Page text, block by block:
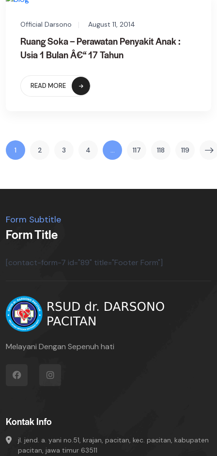
Official Darsono August 11, 2014
Ruang Soka – Perawatan Penyakit Anak :
Usia 1 Bulan Â€“ 17 Tahun
READ MORE
1 2 3 4 … 117 118 119
Form Subtitle
Form Title
[contact-form-7 id="89" title="Footer Form"]
Melayani Dengan Sepenuh hati
Kontak Info
jl. jend. a. yani no.51, krajan, pacitan, kec. pacitan, kabupaten
pacitan, jawa timur 63511